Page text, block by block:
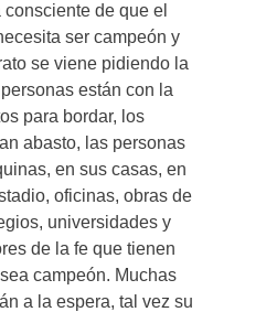
de que el
ser campeón y
se viene pidiendo la
están con la
para bordar, los
abasto, las personas
en sus casas, en
oficinas, obras de
universidades y
de la fe que tienen
campeón. Muchas
a la espera, tal vez su